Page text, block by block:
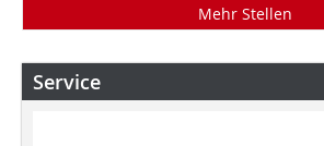
Mehr Stellen
Service